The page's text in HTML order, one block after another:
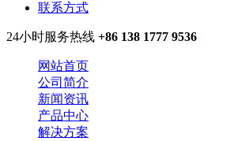
联系方式
24小时服务热线 +86 138 1777 9536
网站首页
公司简介
新闻资讯
产品中心
解决方案